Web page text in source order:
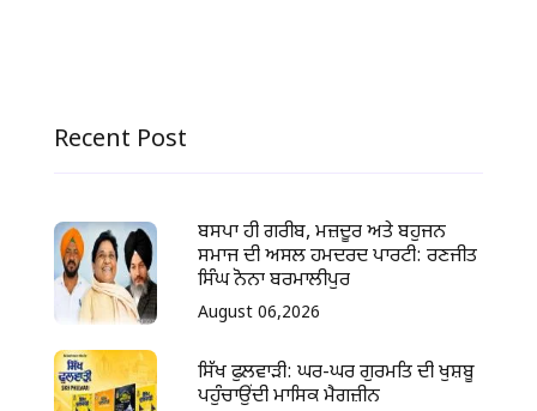
Recent Post
ਬਸਪਾ ਹੀ ਗਰੀਬ, ਮਜ਼ਦੂਰ ਅਤੇ ਬਹੁਜਨ
ਸਮਾਜ ਦੀ ਅਸਲ ਹਮਦਰਦ ਪਾਰਟੀ: ਰਣਜੀਤ
ਸਿੰਘ ਨੋਨਾ ਬਰਮਾਲੀਪੁਰ
August 06,2026
ਸਿੱਖ ਫੁਲਵਾੜੀ: ਘਰ-ਘਰ ਗੁਰਮਤਿ ਦੀ ਖੁਸ਼ਬੂ
ਪਹੁੰਚਾਉਂਦੀ ਮਾਸਿਕ ਮੈਗਜ਼ੀਨ